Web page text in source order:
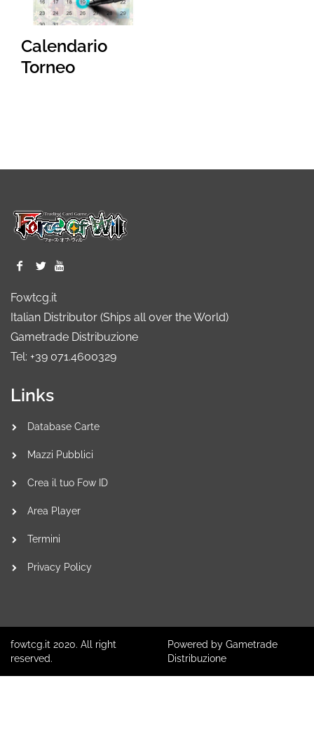
Calendario
Torneo
Fowtcg.it
Italian Distributor (Ships all over the World)
Gametrade Distribuzione
Tel: +39 071.4600329
Links
Database Carte
Mazzi Pubblici
Crea il tuo Fow ID
Area Player
Termini
Privacy Policy
fowtcg.it 2020. All right
reserved.
Powered by Gametrade
Distribuzione